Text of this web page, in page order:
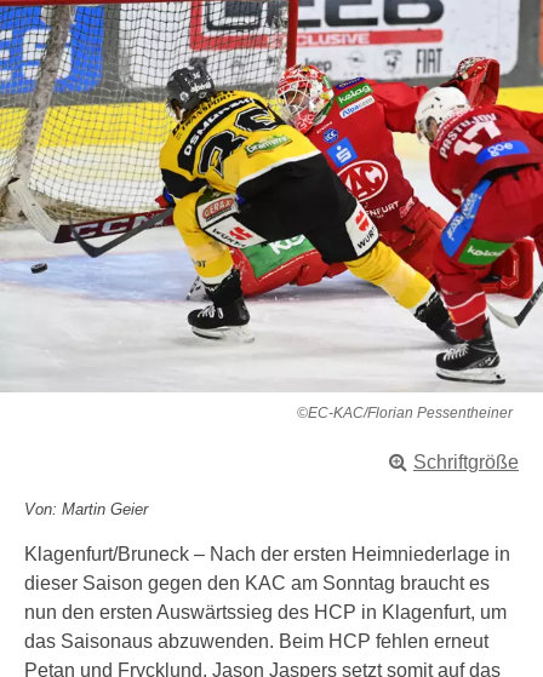
©EC-KAC/Florian Pessentheiner
Schriftgröße
Von: Martin Geier
Klagenfurt/Bruneck – Nach der ersten Heimniederlage in
dieser Saison gegen den KAC am Sonntag braucht es
nun den ersten Auswärtssieg des HCP in Klagenfurt, um
das Saisonaus abzuwenden. Beim HCP fehlen erneut
Petan und Frycklund, Jason Jaspers setzt somit auf das